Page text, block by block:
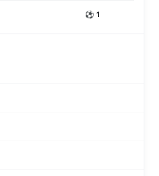
⚽ 1